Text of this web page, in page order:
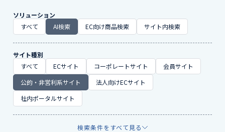
ソリューション
すべて
AI検索 EC向け商品検索 サイト内検索
サイト種別
すべて
ECサイト コーポレートサイト
会員サイト
公的・非営利系サイト
法人向けECサイト
社内ポータルサイト
検索条件をすべて見る